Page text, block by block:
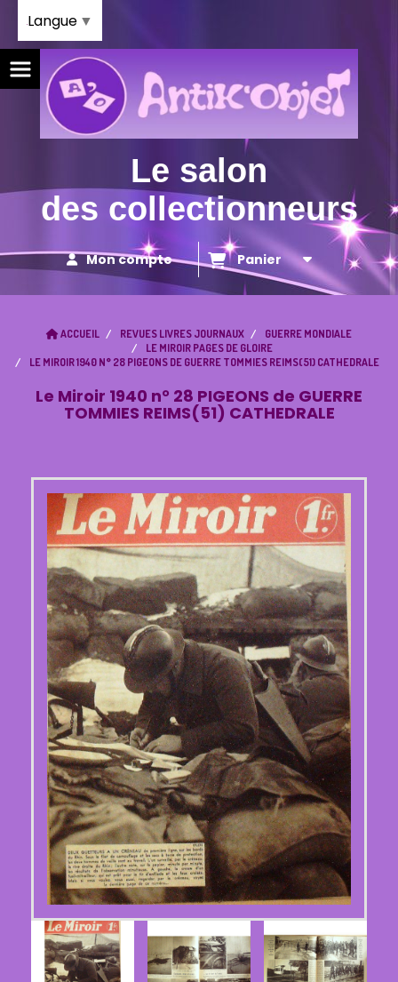
Le salon
des collectionneurs
Mon compte Panier
ACCUEIL REVUES LIVRES JOURNAUX
GUERRE MONDIALE
LE MIROIR PAGES DE GLOIRE
LE MIROIR 1940 N° 28 PIGEONS DE GUERRE TOMMIES REIMS(51) CATHEDRALE
Le Miroir 1940 n° 28 PIGEONS de GUERRE
TOMMIES REIMS(51) CATHEDRALE
Langue ▼